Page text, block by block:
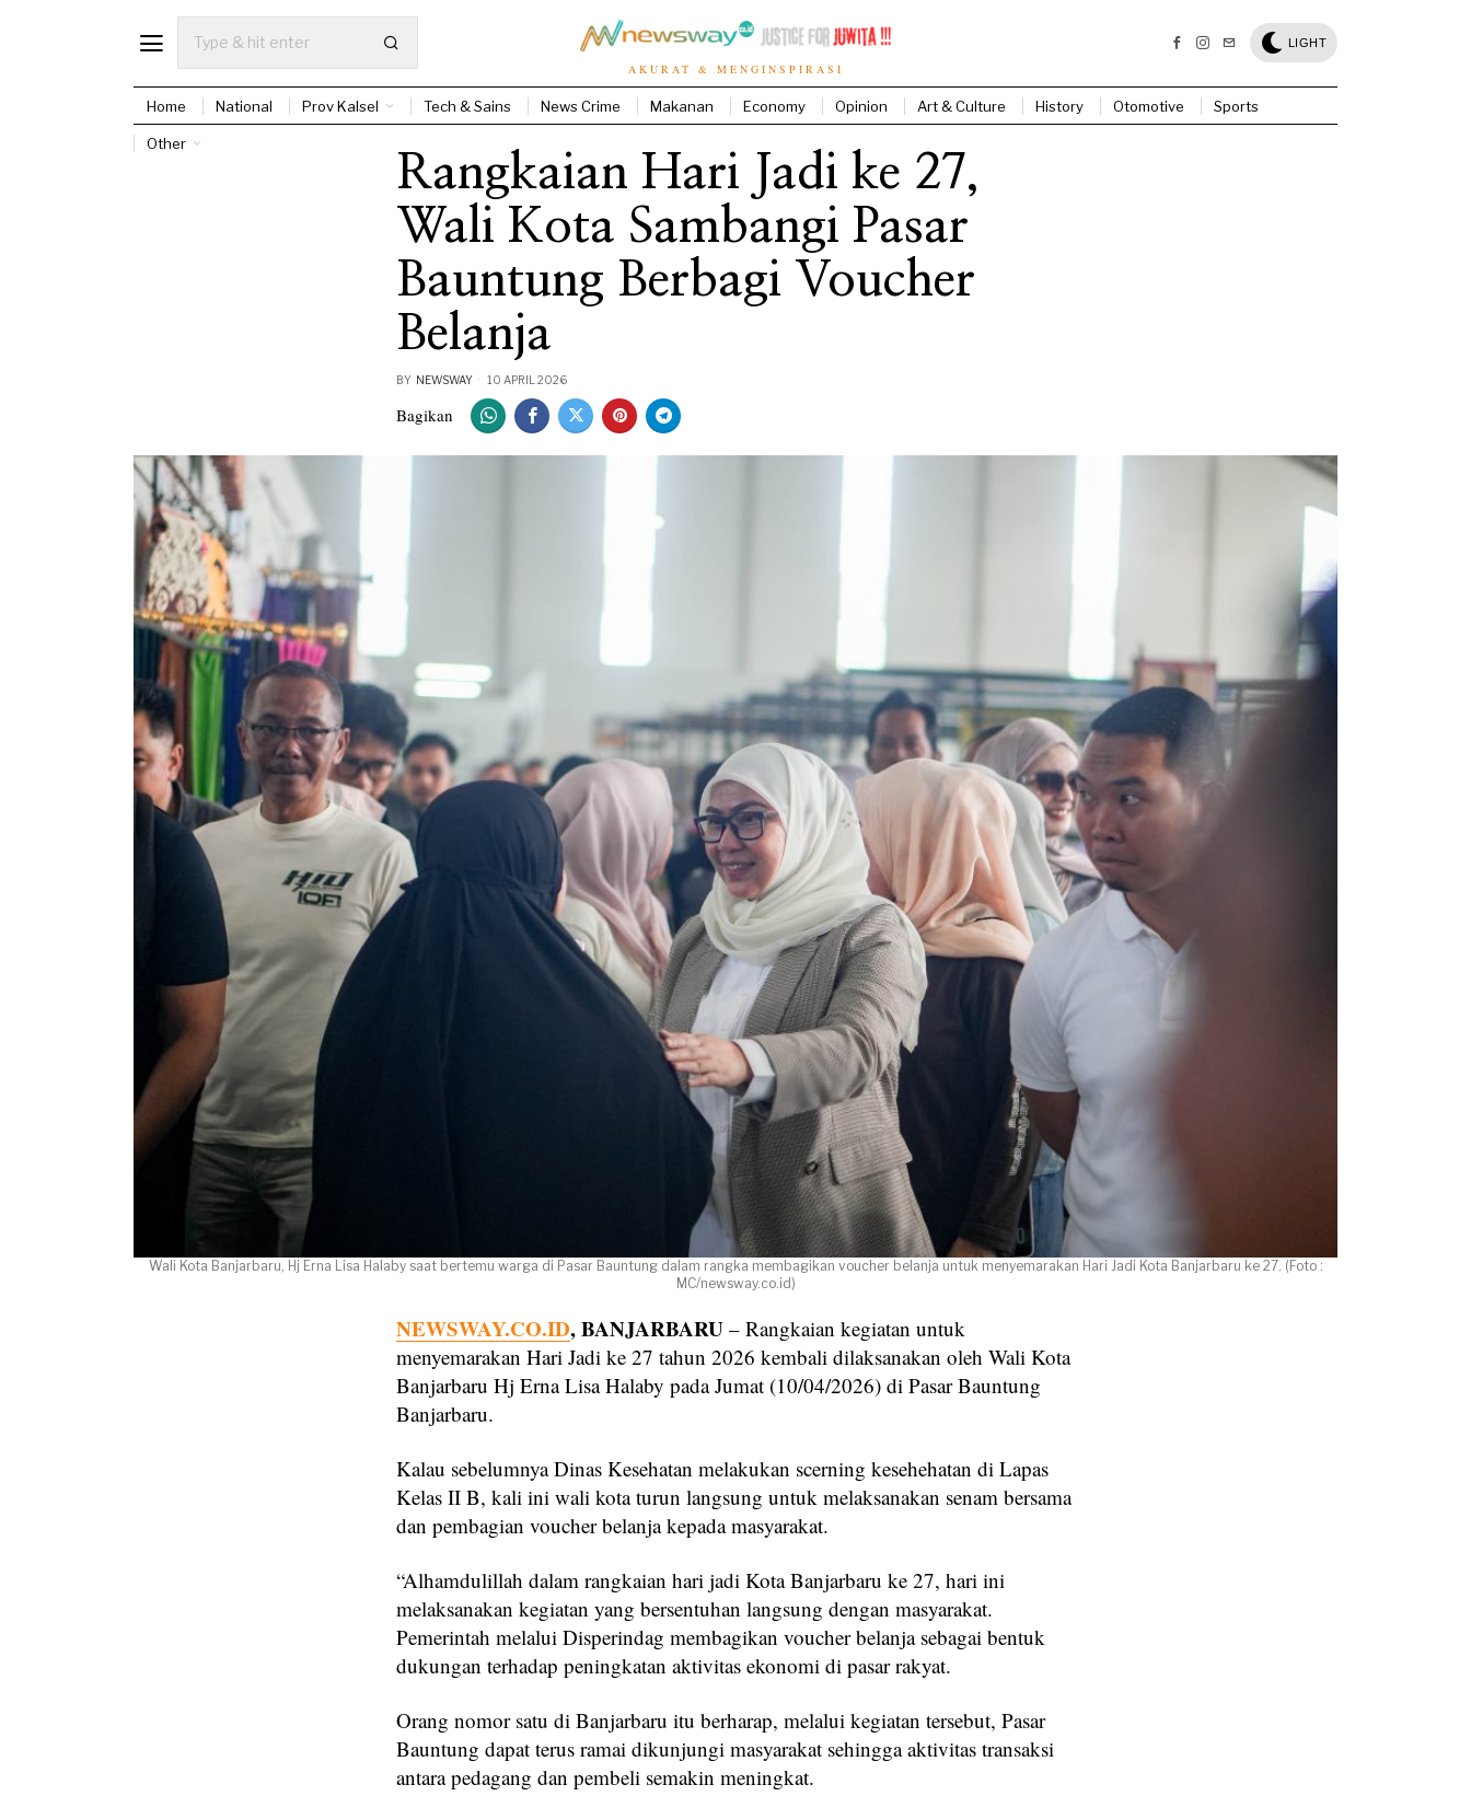
AKURAT & MENGINSPIRASI
LIGHT
Home National Prov Kalsel Tech & Sains News Crime Makanan Economy Opinion Art & Culture History Otomotive Sports
Other
Rangkaian Hari Jadi ke 27,
Wali Kota Sambangi Pasar
Bauntung Berbagi Voucher
Belanja
BY NEWSWAY 10 APRIL 2026
Bagikan
Wali Kota Banjarbaru, Hj Erna Lisa Halaby saat bertemu warga di Pasar Bauntung dalam rangka membagikan voucher belanja untuk menyemarakan Hari Jadi Kota Banjarbaru ke 27. (Foto :
MC/newsway.co.id)
NEWSWAY.CO.ID, BANJARBARU – Rangkaian kegiatan untuk
menyemarakan Hari Jadi ke 27 tahun 2026 kembali dilaksanakan oleh Wali Kota
Banjarbaru Hj Erna Lisa Halaby pada Jumat (10/04/2026) di Pasar Bauntung
Banjarbaru.
Kalau sebelumnya Dinas Kesehatan melakukan scerning kesehehatan di Lapas
Kelas II B, kali ini wali kota turun langsung untuk melaksanakan senam bersama
dan pembagian voucher belanja kepada masyarakat.
“Alhamdulillah dalam rangkaian hari jadi Kota Banjarbaru ke 27, hari ini
melaksanakan kegiatan yang bersentuhan langsung dengan masyarakat.
Pemerintah melalui Disperindag membagikan voucher belanja sebagai bentuk
dukungan terhadap peningkatan aktivitas ekonomi di pasar rakyat.
Orang nomor satu di Banjarbaru itu berharap, melalui kegiatan tersebut, Pasar
Bauntung dapat terus ramai dikunjungi masyarakat sehingga aktivitas transaksi
antara pedagang dan pembeli semakin meningkat.